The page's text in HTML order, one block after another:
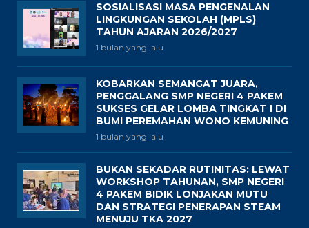
SOSIALISASI MASA PENGENALAN
LINGKUNGAN SEKOLAH (MPLS)
TAHUN AJARAN 2026/2027
1 bulan yang lalu
KOBARKAN SEMANGAT JUARA,
PENGGALANG SMP NEGERI 4 PAKEM
SUKSES GELAR LOMBA TINGKAT I DI
BUMI PEREMAHAN WONO KEMUNING
1 bulan yang lalu
BUKAN SEKADAR RUTINITAS: LEWAT
WORKSHOP TAHUNAN, SMP NEGERI
4 PAKEM BIDIK LONJAKAN MUTU
DAN STRATEGI PENERAPAN STEAM
MENUJU TKA 2027